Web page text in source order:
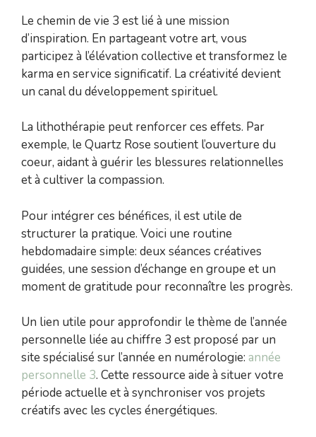
Le chemin de vie 3 est lié à une mission
d’inspiration. En partageant votre art, vous
participez à l’élévation collective et transformez le
karma en service significatif. La créativité devient
un canal du développement spirituel.
La lithothérapie peut renforcer ces effets. Par
exemple, le Quartz Rose soutient l’ouverture du
coeur, aidant à guérir les blessures relationnelles
et à cultiver la compassion.
Pour intégrer ces bénéfices, il est utile de
structurer la pratique. Voici une routine
hebdomadaire simple: deux séances créatives
guidées, une session d’échange en groupe et un
moment de gratitude pour reconnaître les progrès.
Un lien utile pour approfondir le thème de l’année
personnelle liée au chiffre 3 est proposé par un
site spécialisé sur l’année en numérologie: année
personnelle 3. Cette ressource aide à situer votre
période actuelle et à synchroniser vos projets
créatifs avec les cycles énergétiques.